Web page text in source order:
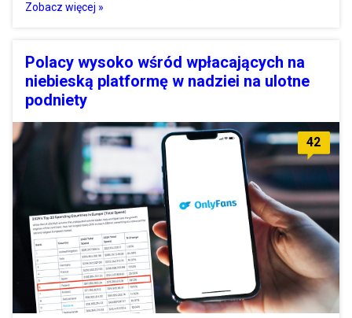
Zobacz więcej »
Polacy wysoko wśród wpłacających na
niebieską platformę w nadziei na ulotne
podniety
42